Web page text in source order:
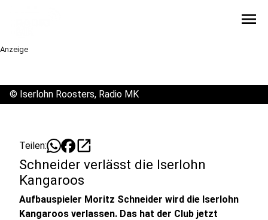
menu
Anzeige
© Iserlohn Roosters, Radio MK
Teilen: open_in_new
Schneider verlässt die Iserlohn
Kangaroos
Aufbauspieler Moritz Schneider wird die Iserlohn
Kangaroos verlassen. Das hat der Club jetzt